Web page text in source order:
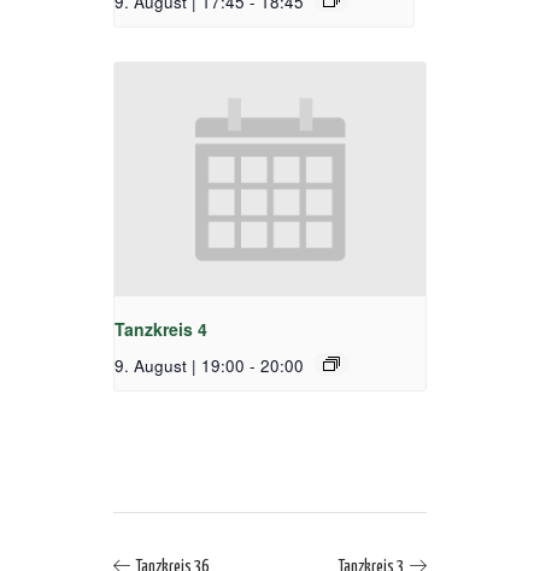
Tanzkreis 4
9. August | 19:00 - 20:00
Tanzkreis 36 Tanzkreis 3